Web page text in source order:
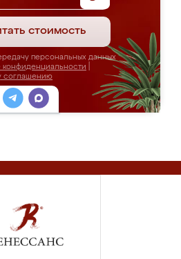
стоимость
персональных данных
конфиденциальности
соглашению